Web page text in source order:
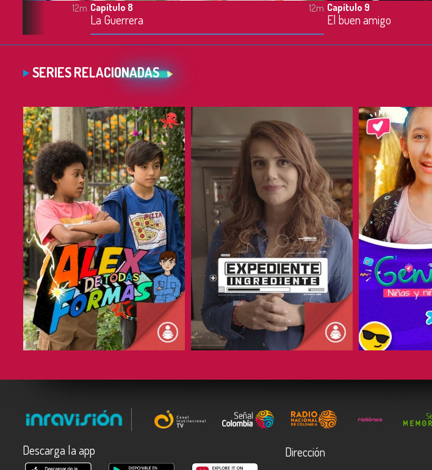
12m Capítulo 8
La Guerrera
12m Capítulo 9
El buen amigo
SERIES RELACIONADAS
COMPARTIR COMPARTIR COMPARTIR
Descarga la app Dirección